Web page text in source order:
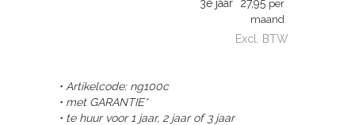
3e jaar
27,95 per
maand
Excl. BTW
• Artikelcode: ng100c
• met GARANTIE*
• te huur voor 1 jaar, 2 jaar of 3 jaar